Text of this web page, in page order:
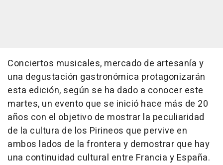
Conciertos musicales, mercado de artesanía y
una degustación gastronómica protagonizarán
esta edición, según se ha dado a conocer este
martes, un evento que se inició hace más de 20
años con el objetivo de mostrar la peculiaridad
de la cultura de los Pirineos que pervive en
ambos lados de la frontera y demostrar que hay
una continuidad cultural entre Francia y España.